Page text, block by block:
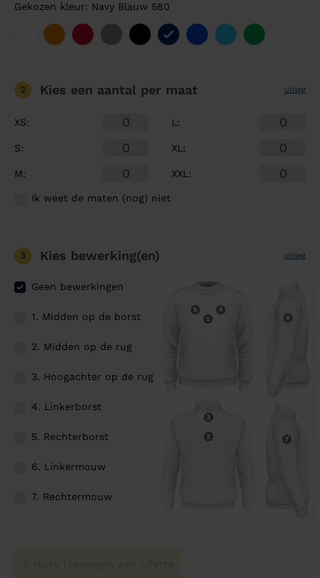
Gekozen kleur: Navy Blauw 580
2 Kies een aantal per maat uitleg
XS:
S:
M:
L :
XL :
XXL :
Ik weet de maten (nog) niet
3 Kies bewerking(en) uitleg
Geen bewerkingen
1. Midden op de borst
2. Midden op de rug
3. Hoogachter op de rug
4. Linkerborst
5. Rechterborst
6. Linkermouw
7. Rechtermouw